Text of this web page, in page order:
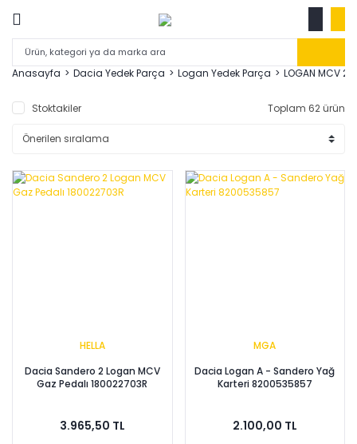
Anasayfa Dacia Yedek Parça Logan Yedek Parça LOGAN MCV
Stoktakiler Toplam 62 ürün
HELLA
Dacia Sandero 2 Logan MCV
Gaz Pedalı 180022703R
3.965,50 TL
MGA
Dacia Logan A - Sandero Yağ
Karteri 8200535857
2.100,00 TL